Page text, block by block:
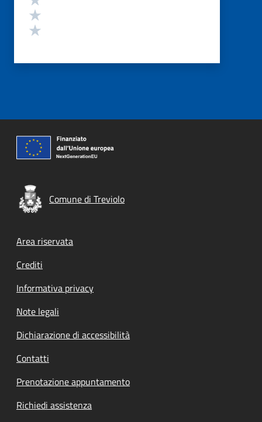
Comune di Treviolo
Footer menu
Area riservata
Crediti
Informativa privacy
Note legali
Dichiarazione di accessibilità
Contatti
Prenotazione appuntamento
Richiedi assistenza